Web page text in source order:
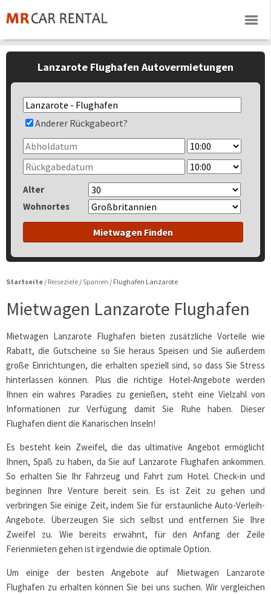
Lanzarote Flughafen Autovermietungen
Anderer Rückgabeort?
Alter
Wohnortes
Mietwagen Finden
Startseite / Reiseziele /Spanien / Flughafen Lanzarote
Mietwagen Lanzarote Flughafen
Mietwagen Lanzarote Flughafen bieten zusätzliche Vorteile wie
Rabatt, die Gutscheine so Sie heraus Speisen und Sie außerdem
große Einrichtungen, die erhalten speziell sind, so dass Sie Stress
hinterlassen können. Plus die richtige Hotel-Angebote werden
Ihnen ein wahres Paradies zu genießen, steht eine Vielzahl von
Informationen zur Verfügung damit Sie Ruhe haben. Dieser
Flughafen dient die Kanarischen Inseln!
Es besteht kein Zweifel, die das ultimative Angebot ermöglicht
Ihnen, Spaß zu haben, da Sie auf Lanzarote Flughafen ankommen.
So erhalten Sie Ihr Fahrzeug und Fahrt zum Hotel. Check-in und
beginnen Ihre Venture bereit sein. Es ist Zeit zu gehen und
verbringen Sie einige Zeit, indem Sie für erstaunliche Auto-Verleih-
Angebote. Überzeugen Sie sich selbst und entfernen Sie Ihre
Zweifel zu. Wie bereits erwähnt, für den Anfang der Zeile
Ferienmieten gehen ist irgendwie die optimale Option.
Um einige der besten Angebote auf Mietwagen Lanzarote
Flughafen zu erhalten können Sie bei uns suchen. Wir vergleichen